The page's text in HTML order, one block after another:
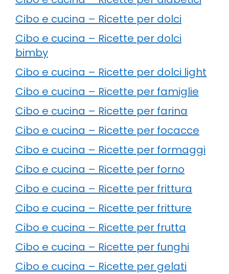
Cibo e cucina – Ricette per dolci
Cibo e cucina – Ricette per dolci
bimby
Cibo e cucina – Ricette per dolci light
Cibo e cucina – Ricette per famiglie
Cibo e cucina – Ricette per farina
Cibo e cucina – Ricette per focacce
Cibo e cucina – Ricette per formaggi
Cibo e cucina – Ricette per forno
Cibo e cucina – Ricette per frittura
Cibo e cucina – Ricette per fritture
Cibo e cucina – Ricette per frutta
Cibo e cucina – Ricette per funghi
Cibo e cucina – Ricette per gelati